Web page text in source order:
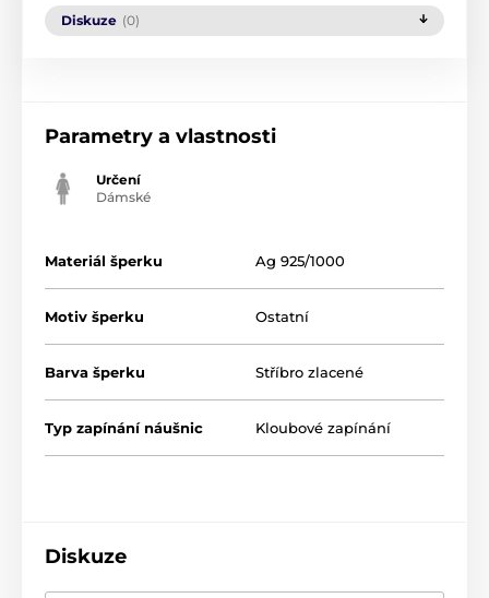
Diskuze (0)
Parametry a vlastnosti
Určení
Dámské
Materiál šperku Ag 925/1000
Motiv šperku Ostatní
Barva šperku Stříbro zlacené
Typ zapínání náušnic Kloubové zapínání
Diskuze